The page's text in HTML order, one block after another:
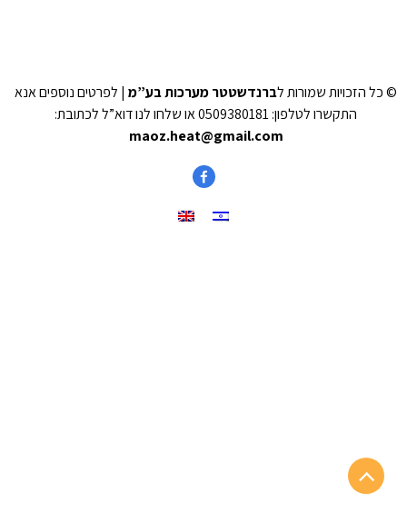
© כל הזכויות שמורות לברנדשטטר מערכות בע”מ | לפרטים נוספים אנא
התקשרו לטלפון: 0509380181 או שלחו לנו דוא”ל לכתובת:
maoz.heat@gmail.com